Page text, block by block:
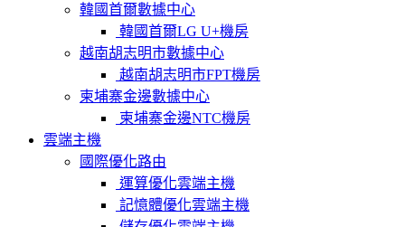
韓國首爾數據中心
韓國首爾LG U+機房
越南胡志明市數據中心
越南胡志明市FPT機房
柬埔寨金邊數據中心
柬埔寨金邊NTC機房
雲端主機
國際優化路由
運算優化雲端主機
記憶體優化雲端主機